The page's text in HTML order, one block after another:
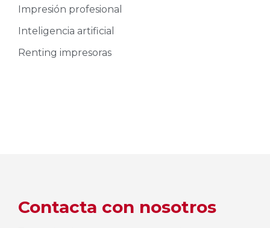
Impresión profesional
Inteligencia artificial
Renting impresoras
Contacta con nosotros